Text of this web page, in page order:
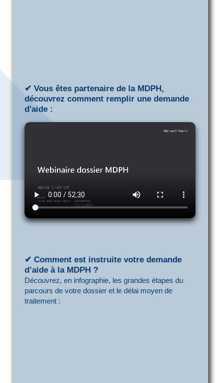
✔ Vous êtes partenaire de la MDPH,
découvrez comment remplir une demande
d'aide :
✔ Comment est instruite votre demande
d’aide à la MDPH ?
Découvrez, en infographie, les grandes étapes du
parcours de votre dossier et le délai moyen de
traitement :